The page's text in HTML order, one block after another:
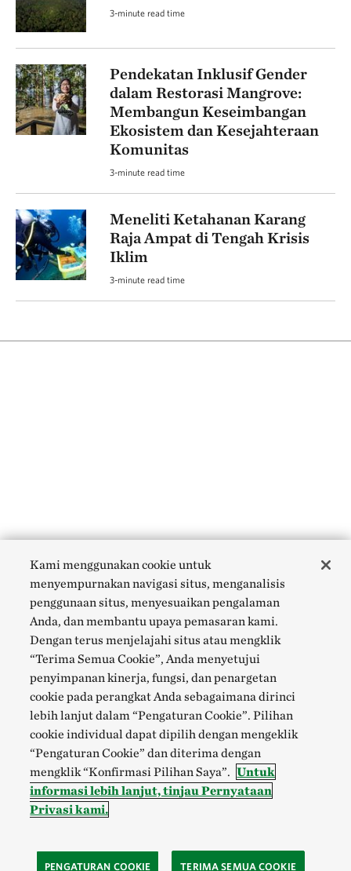
3-minute read time
Pendekatan Inklusif Gender
dalam Restorasi Mangrove:
Membangun Keseimbangan
Ekosistem dan Kesejahteraan
Komunitas
3-minute read time
Meneliti Ketahanan Karang
Raja Ampat di Tengah Krisis
Iklim
3-minute read time
Kami menggunakan cookie untuk
menyempurnakan navigasi situs, menganalisis
penggunaan situs, menyesuaikan pengalaman
Anda, dan membantu upaya pemasaran kami.
Dengan terus menjelajahi situs atau mengklik
“Terima Semua Cookie”, Anda menyetujui
penyimpanan kinerja, fungsi, dan penargetan
cookie pada perangkat Anda sebagaimana dirinci
lebih lanjut dalam “Pengaturan Cookie”. Pilihan
cookie individual dapat dipilih dengan mengeklik
“Pengaturan Cookie” dan diterima dengan
mengklik “Konfirmasi Pilihan Saya”. Untuk
informasi lebih lanjut, tinjau Pernyataan
Privasi kami.
PENGATURAN COOKIE TERIMA SEMUA COOKIE